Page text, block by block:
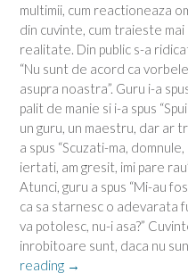
multimii, cum reactioneaza
din cuvinte, cum traieste
realitate. Din public s-a
“Nu sunt de acord ca
asupra noastra”. Guru i-a
palit de manie si i-a spus
un guru, un maestru, dar ar
a spus “Scuzati-ma,
iertati, am gresit, imi pare
Atunci, guru a spus “Mi-au
ca sa starnesc o adevarata
va potolesc, nu-i asa?”
inrobitoare sunt, daca nu
reading “Cuvinte,
→